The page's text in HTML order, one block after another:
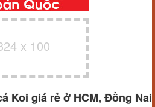
x 100
Koi giá rẻ ở HCM, Đồng Nai